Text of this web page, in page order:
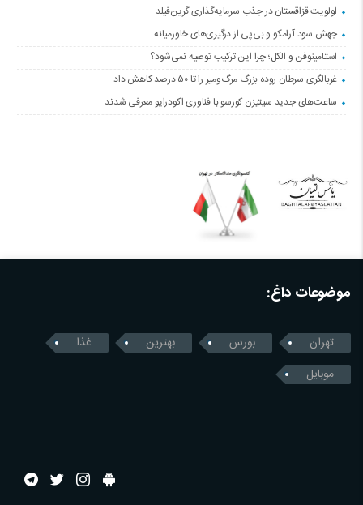
اولویت قزاقستان در جذب سرمایه‌گذاری گرین‌فیلد
جهش سود آرامکو و بی‌پی از درگیری‌های خاورمیانه
استامینوفن و الکل؛ چرا این ترکیب توصیه نمی‌شود؟
غربالگری سرطان روده بزرگ مرگ‌ومیر را تا ۵۰ درصد کاهش داد
ساعت‌های جدید سیتیزن کورسو با فناوری اکودرایو معرفی شدند
موضوعات داغ:
تهران بورس بهترین
غذا
موبایل